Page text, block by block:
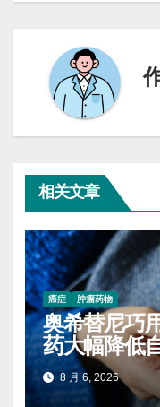
航
相关文章
癌症 肿瘤药物
奥希替尼巧
药大幅降低
8 月 6, 2026